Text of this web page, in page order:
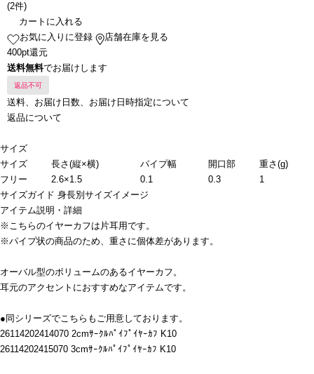
(2件)
カートに入れる
お気に入りに登録
店舗在庫を見る
400pt還元
送料無料でお届けします
返品不可
送料、お届け日数、お届け日時指定について
返品について
サイズ
サイズ
長さ(縦×横) パイプ幅 開口部
重さ(g)
フリー
2.6×1.5 0.1 0.3
1
サイズガイド 身長別サイズイメージ
アイテム説明・詳細
※こちらのイヤーカフは片耳用です。
※パイプ状の商品のため、重さに個体差があります。
オーバル型のボリュームのあるイヤーカフ。
耳元のアクセントにおすすめなアイテムです。
●同シリーズでこちらもご用意しております。
26114202414070 2cmｻｰｸﾙﾊﾟｲﾌﾟｲﾔｰｶﾌ K10
26114202415070 3cmｻｰｸﾙﾊﾟｲﾌﾟｲﾔｰｶﾌ K10